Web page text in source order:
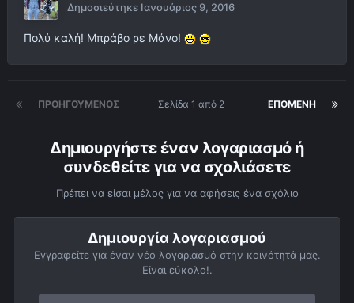
Δημοσιεύτηκε Ιανουάριος 9, 2016
Πολύ καλή! Μπράβο ρε Μάνο!
ΠΡΟΗΓΟΎΜΕΝΟΣ ΕΠΌΜΕΝΗ
Σελίδα 1 από 2
Δημιουργήστε έναν λογαριασμό ή
συνδεθείτε για να σχολιάσετε
Πρέπει να είσαι μέλος για να αφήσεις ένα σχόλιο
Δημιουργία λογαριασμού
Εγγραφείτε για έναν νέο λογαριασμό στην κοινότητά μας.
Είναι εύκολο!.